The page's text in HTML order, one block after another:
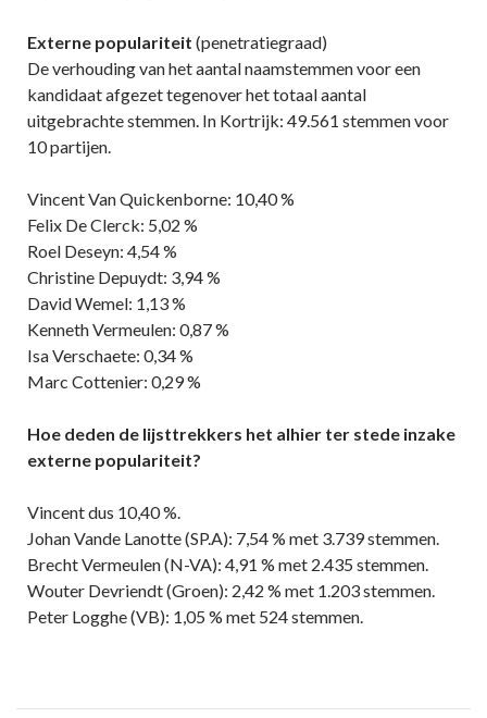
Externe populariteit (penetratiegraad)
De verhouding van het aantal naamstemmen voor een
kandidaat afgezet tegenover het totaal aantal
uitgebrachte stemmen. In Kortrijk: 49.561 stemmen voor
10 partijen.
Vincent Van Quickenborne: 10,40 %
Felix De Clerck: 5,02 %
Roel Deseyn: 4,54 %
Christine Depuydt: 3,94 %
David Wemel: 1,13 %
Kenneth Vermeulen: 0,87 %
Isa Verschaete: 0,34 %
Marc Cottenier: 0,29 %
Hoe deden de lijsttrekkers het alhier ter stede inzake
externe populariteit?
Vincent dus 10,40 %.
Johan Vande Lanotte (SP.A): 7,54 % met 3.739 stemmen.
Brecht Vermeulen (N-VA): 4,91 % met 2.435 stemmen.
Wouter Devriendt (Groen): 2,42 % met 1.203 stemmen.
Peter Logghe (VB): 1,05 % met 524 stemmen.